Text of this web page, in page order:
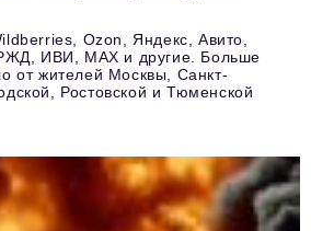
Ozon, Яндекс, Авито,
ИВИ, MAX и другие. Больше
от жителей Москвы, Санкт-
Ростовской и Тюменской